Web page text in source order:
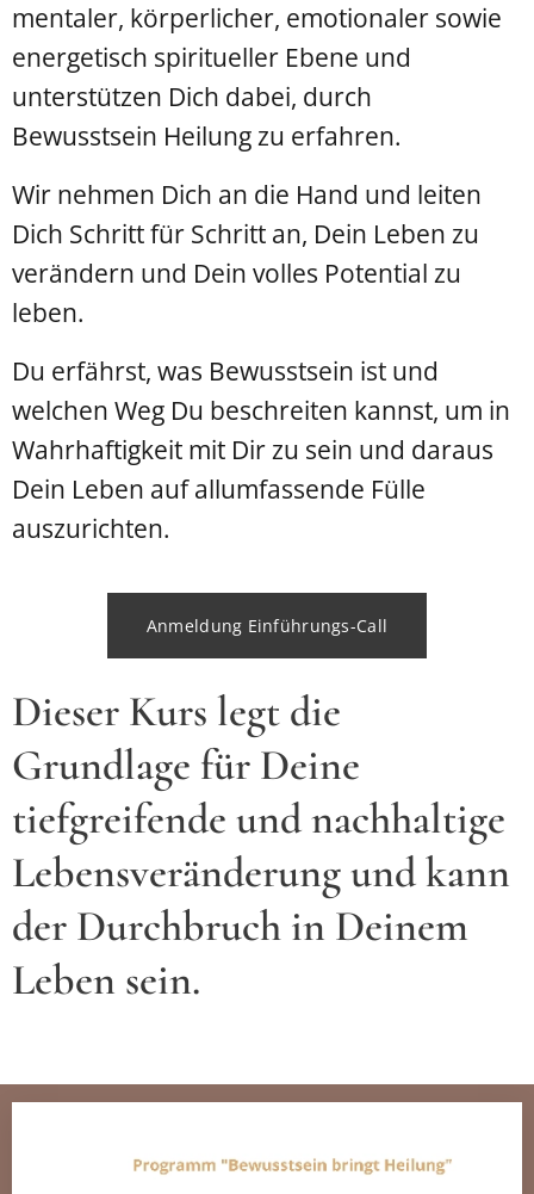
mentaler, körperlicher, emotionaler sowie
energetisch spiritueller Ebene und
unterstützen Dich dabei, durch
Bewusstsein Heilung zu erfahren.
Wir nehmen Dich an die Hand und leiten
Dich Schritt für Schritt an, Dein Leben zu
verändern und Dein volles Potential zu
leben.
Du erfährst, was Bewusstsein ist und
welchen Weg Du beschreiten kannst, um in
Wahrhaftigkeit mit Dir zu sein und daraus
Dein Leben auf allumfassende Fülle
auszurichten.
Anmeldung Einführungs-Call
Dieser Kurs legt die
Grundlage für Deine
tiefgreifende und nachhaltige
Lebensveränderung und kann
der Durchbruch in Deinem
Leben sein.